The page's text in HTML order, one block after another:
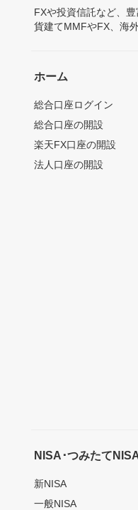
FXや投資信託など、
貨建てMMFやFX、海
ホーム
総合口座ログイン
総合口座の開設
楽天FX口座の開設
法人口座の開設
NISA･つみたて
新NISA
一般NISA